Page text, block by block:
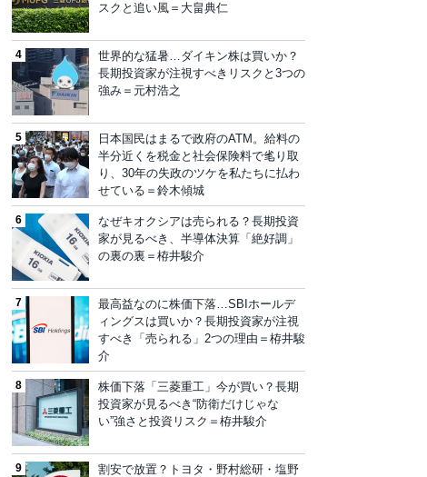
スクと追い風＝大畠典仁
世界的な猛暑…ダイキン株は買いか？
長期投資家が注視すべきリスクと3つの
強み＝元村浩之
日本国民はまるで政府のATM。給料の
半分近くを税金と社会保険料で毟り取
り、30年の失政のツケを私たちに払わ
せている＝鈴木傾城
なぜキオクシアは売られる？長期投資
家が見るべき、半導体決算「絶好調」
の裏の裏＝栫井駿介
最高益なのに株価下落…SBIホールデ
ィングスは買いか？長期投資家が注視
すべき「売られる」2つの理由＝栫井駿
介
株価下落「三菱重工」今が買い？長期
投資家が見るべき“防衛だけじゃな
い”強さと投資リスク＝栫井駿介
割安で放置？トヨタ・野村総研・塩野